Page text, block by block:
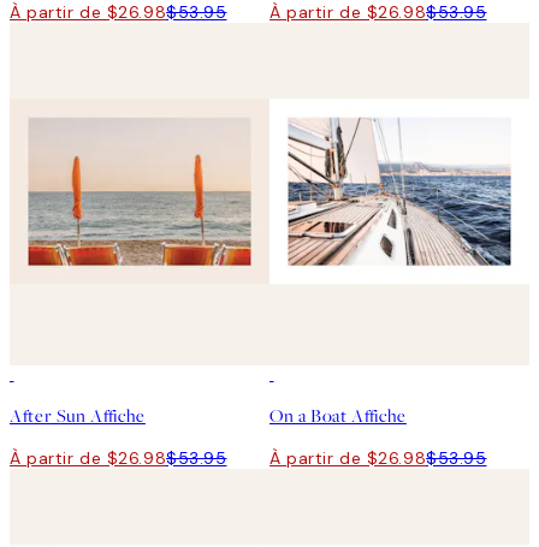
À partir de $26.98$53.95 À partir de $26.98$53.95
After Sun Affiche
À partir de $26.98$53.95
On a Boat Affiche
À partir de $26.98$53.95